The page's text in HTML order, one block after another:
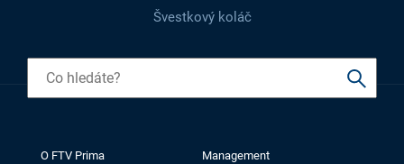
Švestkový koláč
O FTV Prima
Management